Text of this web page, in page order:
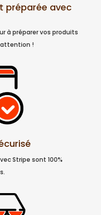
préparée avec
à préparer vos produits
!
Stripe sont 100%